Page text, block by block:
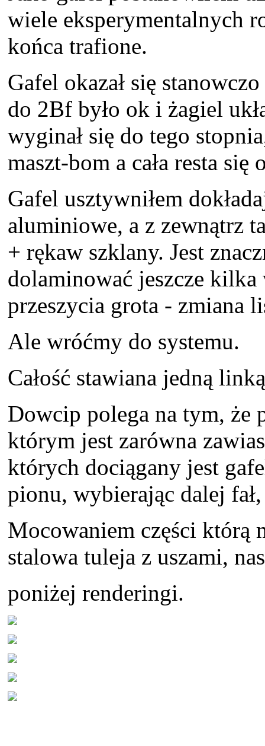
wiele eksperymentalnych
końca trafione.
Gafel okazał się
do 2Bf było ok i żagiel
wyginał się do tego
maszt-bom a cała resta się
Gafel usztywniłem
aluminiowe, a z zewnątrz
+ rękaw szklany. Jest
dolaminować jeszcze
przeszycia grota - zmiana
Ale wróćmy do systemu.
Całość stawiana jedną
Dowcip polega na tym, że
którym jest zarówna
których dociągany jest
pionu, wybierając dalej
Mocowaniem części którą
stalowa tuleja z uszami,
poniżej renderingi.